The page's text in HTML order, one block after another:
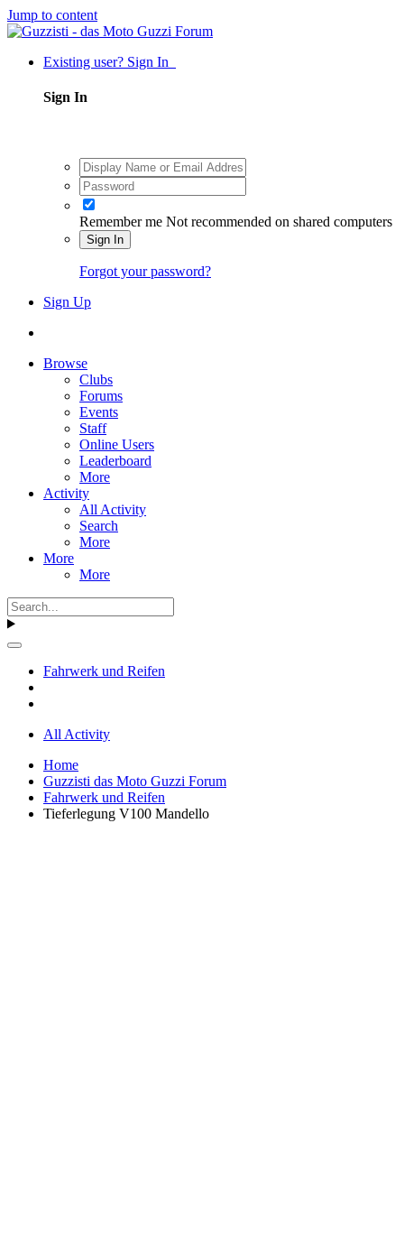
Jump to content
Existing user? Sign In
Sign In
Remember me Not recommended on shared computers
Sign In
Forgot your password?
Sign Up
Browse
Clubs
Forums
Events
Staff
Online Users
Leaderboard
More
Activity
All Activity
Search
More
More
More
Fahrwerk und Reifen
All Activity
Home
Guzzisti das Moto Guzzi Forum
Fahrwerk und Reifen
Tieferlegung V100 Mandello